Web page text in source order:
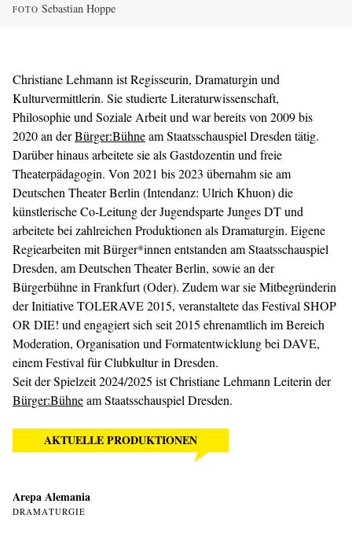
FOTO Sebastian Hoppe
Christiane Lehmann ist Regisseurin, Dramaturgin und
Kulturvermittlerin. Sie studierte Literaturwissenschaft,
Philosophie und Soziale Arbeit und war bereits von 2009 bis
2020 an derBürger:Bühneam Staatsschauspiel Dresden tätig.
Darüber hinaus arbeitete sie als Gastdozentin und freie
Theaterpädagogin. Von 2021 bis 2023 übernahm sie am
Deutschen Theater Berlin (Intendanz: Ulrich Khuon) die
künstlerische Co-Leitung der Jugendsparte Junges DT und
arbeitete bei zahlreichen Produktionen als Dramaturgin. Eigene
Regiearbeiten mit Bürger*innen entstanden am Staatsschauspiel
Dresden, am Deutschen Theater Berlin, sowie an der
Bürgerbühne in Frankfurt (Oder). Zudem war sie Mitbegründerin
der Initiative TOLERAVE 2015, veranstaltete das Festival SHOP
OR DIE! und engagiert sich seit 2015 ehrenamtlich im Bereich
Moderation, Organisation und Formatentwicklung bei DAVE,
einem Festival für Clubkultur in Dresden.
Seit der Spielzeit 2024/2025 ist Christiane Lehmann Leiterin der
Bürger:Bühneam Staatsschauspiel Dresden.
AKTUELLE PRODUKTIONEN
Arepa Alemania
DRAMATURGIE